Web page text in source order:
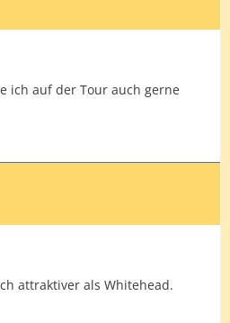
ich auf der Tour auch gerne
attraktiver als Whitehead.